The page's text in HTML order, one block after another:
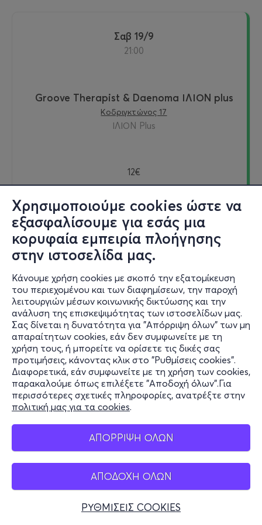
Χρησιμοποιούμε cookies ώστε να
εξασφαλίσουμε για εσάς μια
κορυφαία εμπειρία πλοήγησης
στην ιστοσελίδα μας.
Κάνουμε χρήση cookies με σκοπό την εξατομίκευση
του περιεχομένου και των διαφημίσεων, την παροχή
λειτουργιών μέσων κοινωνικής δικτύωσης και την
ανάλυση της επισκεψιμότητας των ιστοσελίδων μας.
Σας δίνεται η δυνατότητα για "Απόρριψη όλων" των μη
απαραίτητων cookies, εάν δεν συμφωνείτε με τη
χρήση τους, ή μπορείτε να ορίσετε τις δικές σας
προτιμήσεις, κάνοντας κλικ στο "Ρυθμίσεις cookies".
Διαφορετικά, εάν συμφωνείτε με τη χρήση των cookies,
παρακαλούμε όπως επιλέξετε "Αποδοχή όλων".Για
περισσότερες σχετικές πληροφορίες, ανατρέξτε στην
πολιτική μας για τα cookies.
ΑΠΟΡΡΙΨΗ ΟΛΩΝ
ΑΠΟΔΟΧΗ ΟΛΩΝ
ΡΥΘΜΙΣΕΙΣ COOKIES
Σαβ 19/9
21:00
Groove Therapist & Daenoma ΙΛΙΟΝ plus
Κοδριγκτώνος 17
ΙΛΙΟΝ Plus
12€
Εισιτήρια